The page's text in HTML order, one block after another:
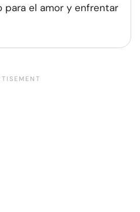
para el amor y enfrentar